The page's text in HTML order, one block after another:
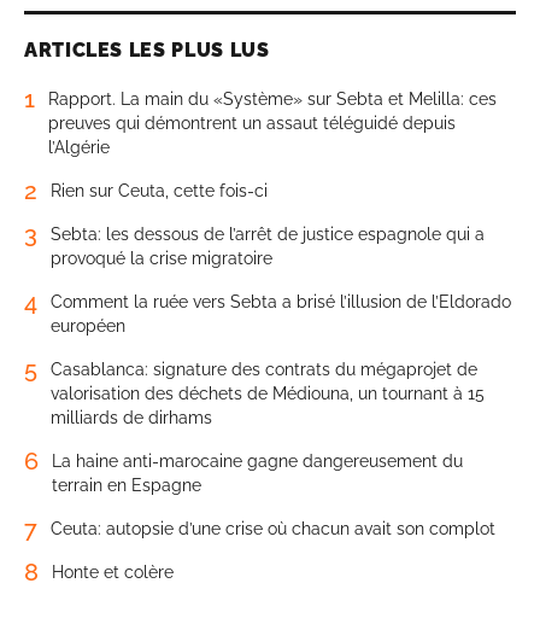
ARTICLES LES PLUS LUS
1
Rapport. La main du «Système» sur Sebta et Melilla: ces
preuves qui démontrent un assaut téléguidé depuis
l’Algérie
2 Rien sur Ceuta, cette fois-ci
3
Sebta: les dessous de l’arrêt de justice espagnole qui a
provoqué la crise migratoire
4
Comment la ruée vers Sebta a brisé l’illusion de l’Eldorado
européen
5
Casablanca: signature des contrats du mégaprojet de
valorisation des déchets de Médiouna, un tournant à 15
milliards de dirhams
6
La haine anti-marocaine gagne dangereusement du
terrain en Espagne
7 Ceuta: autopsie d’une crise où chacun avait son complot
8 Honte et colère